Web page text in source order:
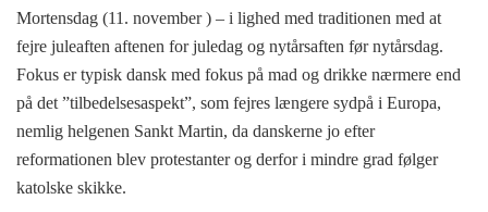
Mortensdag (11. november ) – i lighed med traditionen med at
fejre juleaften aftenen for juledag og nytårsaften før nytårsdag.
Fokus er typisk dansk med fokus på mad og drikke nærmere end
på det ”tilbedelsesaspekt”, som fejres længere sydpå i Europa,
nemlig helgenen Sankt Martin, da danskerne jo efter
reformationen blev protestanter og derfor i mindre grad følger
katolske skikke.